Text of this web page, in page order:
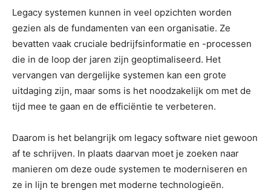
Legacy systemen kunnen in veel opzichten worden
gezien als de fundamenten van een organisatie. Ze
bevatten vaak cruciale bedrijfsinformatie en -processen
die in de loop der jaren zijn geoptimaliseerd. Het
vervangen van dergelijke systemen kan een grote
uitdaging zijn, maar soms is het noodzakelijk om met de
tijd mee te gaan en de efficiëntie te verbeteren.
Daarom is het belangrijk om legacy software niet gewoon
af te schrijven. In plaats daarvan moet je zoeken naar
manieren om deze oude systemen te moderniseren en
ze in lijn te brengen met moderne technologieën.